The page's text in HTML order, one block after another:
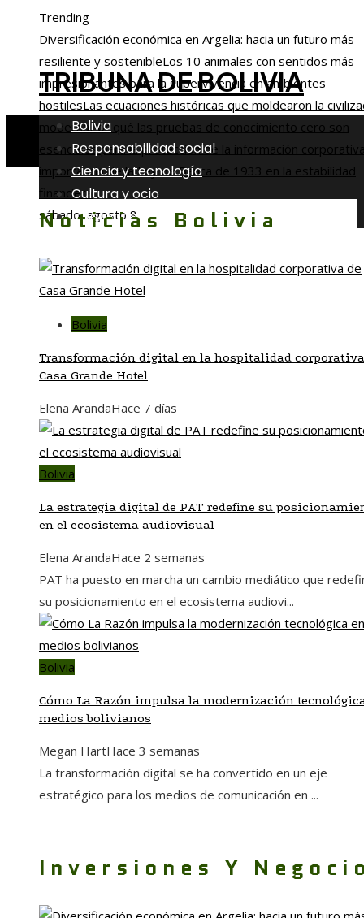
Trending
Diversificación económica en Argelia: hacia un futuro más
resiliente y sostenibleLos 10 animales con sentidos más
impresionantes para la supervivencia en ambientes
hostilesLas ecuaciones históricas que moldearon la
modernaPor qué las pruebas de conocimiento cero son
esenciales para la protección de la información
importancia de la Ley de Banca de 1933 en la estabilidad
financiera
sábado, agosto 8
TRIBUNA DE BOLIVIA
Bolivia
Responsabilidad social
Ciencia y tecnología
Cultura y ocio
Inversiones y negocios
Noticias Bolivia
Bolivia
Transformación digital en la hospitalidad
Casa Grande Hotel
Elena ArandaHace 7 días
Bolivia
La estrategia digital de PAT redefine su
en el ecosistema audiovisual
Elena ArandaHace 2 semanas
PAT ha puesto en marcha un cambio mediático que
su posicionamiento en el ecosistema audiovi...
Bolivia
Cómo La Razón impulsa la modernización
medios bolivianos
Megan HartHace 3 semanas
La transformación digital se ha convertido en un eje
estratégico para los medios de comunicación en ...
Inversiones Y